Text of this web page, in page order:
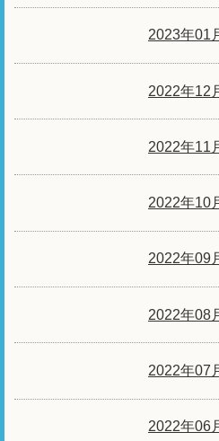
2023年01
2022年12
2022年11
2022年10
2022年09
2022年08
2022年07
2022年06